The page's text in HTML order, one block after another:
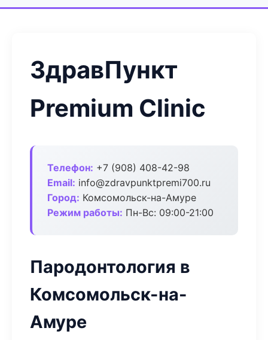
ЗдравПункт
Premium Clinic
Телефон: +7 (908) 408-42-98
Email: info@zdravpunktpremi700.ru
Город: Комсомольск-на-Амуре
Режим работы: Пн-Вс: 09:00-21:00
Пародонтология в
Комсомольск-на-
Амуре